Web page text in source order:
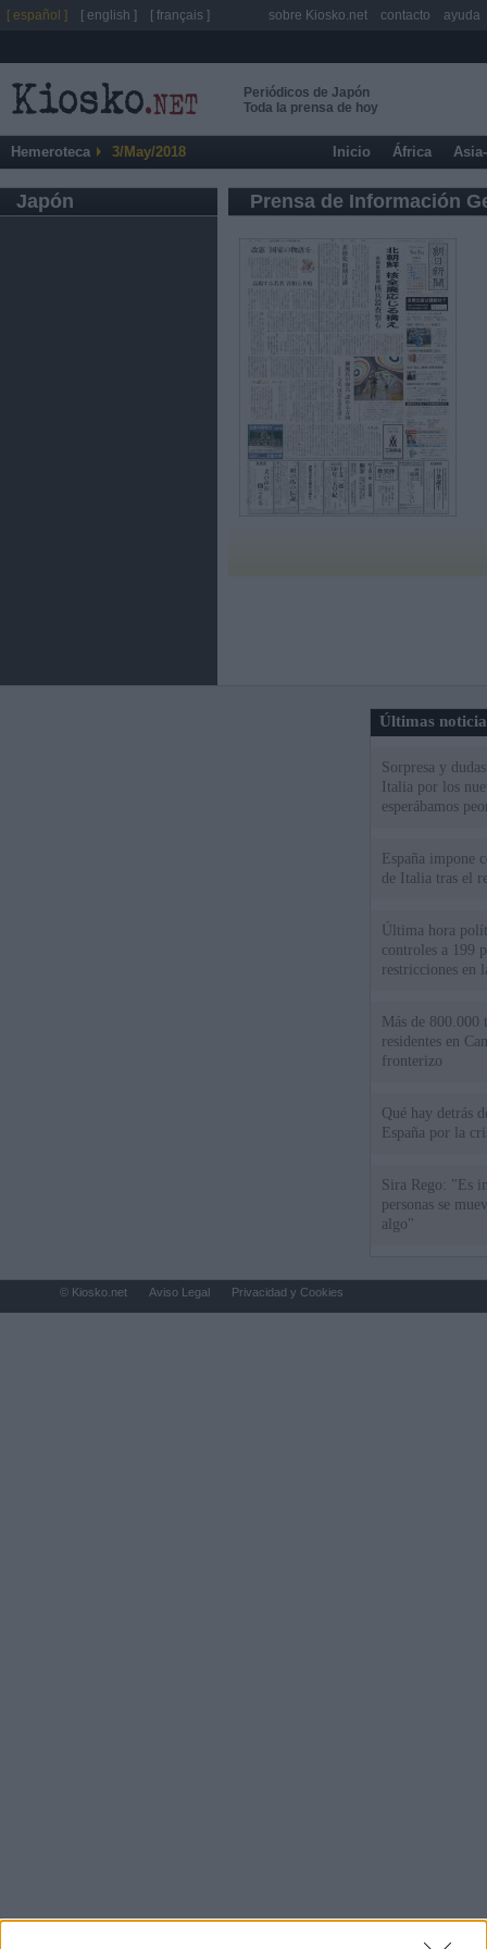
Periódicos de Japón
Toda la prensa de hoy
Hemeroteca 3/May/2018 Inicio África
Japón Prensa de Información
Últimas
Sorpresa y
Italia por los
esperábamos
España impone
de Italia tras el
Última hora
controles a 199
restricciones en
Más de 800.000
residentes en
fronterizo
Qué hay detrás
España por la
Sira Rego: "Es
personas se
algo"
[ español ] [ english ] [ français ] sobre Kiosko.net contacto ayuda
© Kiosko.net Aviso Legal Privacidad y Cookies